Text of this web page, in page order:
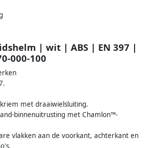
| wit | ABS | EN 397 |
000-100
met draaiwielsluiting.
binnenuitrusting met Chamlon™-
vlakken aan de voorkant, achterkant en